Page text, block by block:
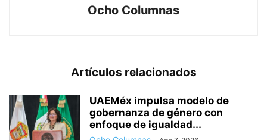
Ocho Columnas
Artículos relacionados
UAEMéx impulsa modelo de
gobernanza de género con
enfoque de igualdad...